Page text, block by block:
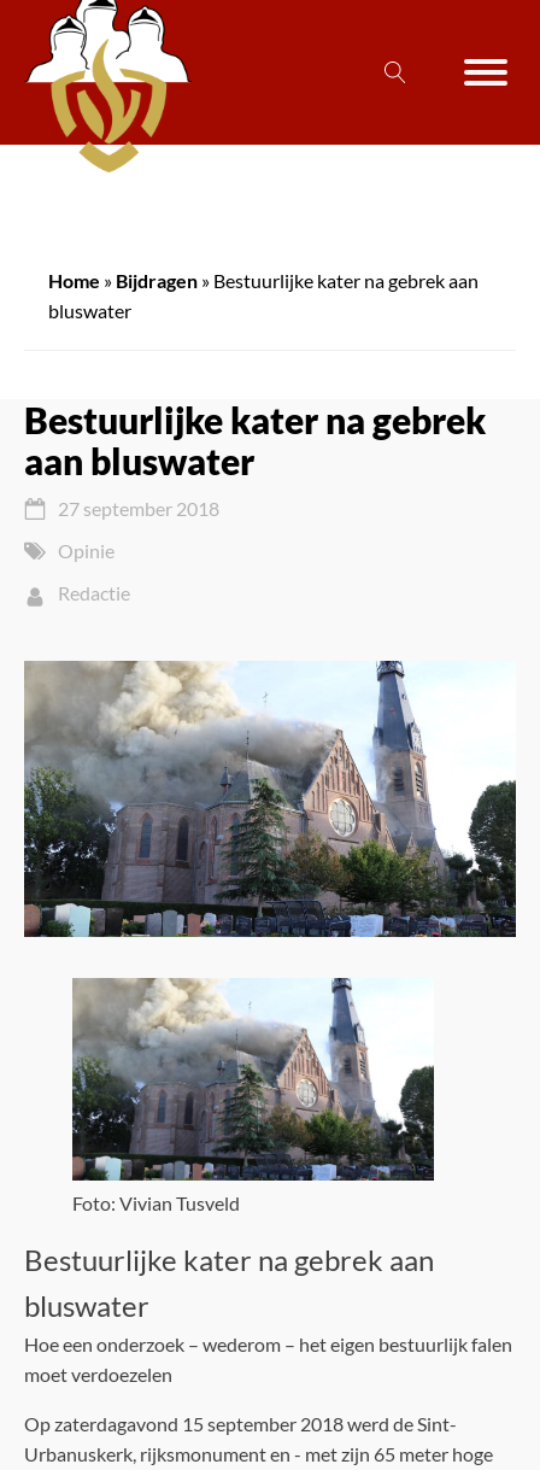
Home » Bijdragen » Bestuurlijke kater na gebrek aan
bluswater
Bestuurlijke kater na gebrek
aan bluswater
27 september 2018
Opinie
Redactie
Foto: Vivian Tusveld
Bestuurlijke kater na gebrek aan
bluswater
Hoe een onderzoek – wederom – het eigen bestuurlijk falen
moet verdoezelen
Op zaterdagavond 15 september 2018 werd de Sint-
Urbanuskerk, rijksmonument en - met zijn 65 meter hoge